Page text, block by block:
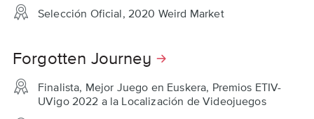
Selección Oficial, 2020 Weird Market
Forgotten Journey
Finalista, Mejor Juego en Euskera, Premios ETIV-
UVigo 2022 a la Localización de Videojuegos